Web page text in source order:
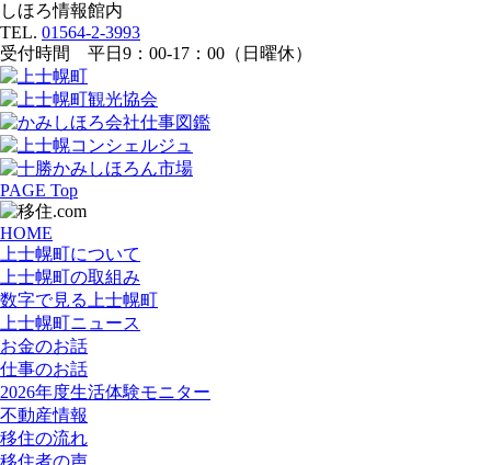
しほろ情報館内
TEL. 01564-2-3993
受付時間 平日9：00-17：00（日曜休）
PAGE Top
HOME
上士幌町について
上士幌町の取組み
数字で見る上士幌町
上士幌町ニュース
お金のお話
仕事のお話
2026年度生活体験モニター
不動産情報
移住の流れ
移住者の声